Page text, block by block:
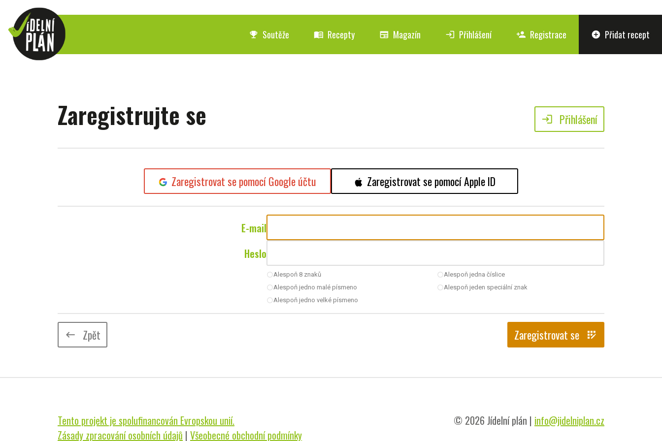
emoji_events Soutěže menu_book Recepty newspaper Magazín login Přihlášení person_add Registrace add_circle Přidat recept
Zaregistrujte se login Přihlášení
Zaregistrovat se pomocí Google účtu Zaregistrovat se pomocí Apple ID
E-mail
Heslo
radio_button_uncheckedAlespoň 8 znaků
radio_button_uncheckedAlespoň jedno malé písmeno
radio_button_uncheckedAlespoň jedno velké písmeno
radio_button_uncheckedAlespoň jedna číslice
radio_button_uncheckedAlespoň jeden speciální znak
keyboard_backspace Zpět Zaregistrovat se app_registration
Tento projekt je spolufinancován Evropskou unií.
Zásady zpracování osobních údajů | Všeobecné obchodní podmínky
© 2026 Jídelní plán | info@jidelniplan.cz